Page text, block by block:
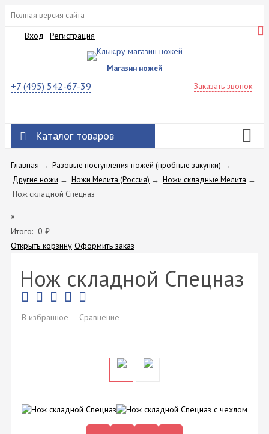
Полная версия сайта
Вход Регистрация
Магазин ножей
+7 (495) 542-67-39 Заказать звонок
Каталог товаров
Главная → Разовые поступления ножей (пробные закупки) →
Другие ножи → Ножи Мелита (Россия) → Ножи складные Мелита →
Нож складной Спецназ
×
Итого: 0 ₽
Открыть корзину Оформить заказ
Нож складной Спецназ
В избранное Сравнение